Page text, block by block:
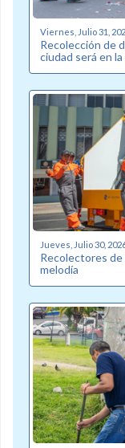
Viernes, Julio 31,
Recolección de
ciudad será en
Jueves, Julio 30,
Recolectores
melodía